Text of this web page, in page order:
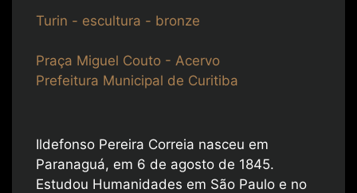
Turin - escultura - bronze
Praça Miguel Couto - Acervo
Prefeitura Municipal de Curitiba
Ildefonso Pereira Correia nasceu em
Paranaguá, em 6 de agosto de 1845.
Estudou Humanidades em São Paulo e no